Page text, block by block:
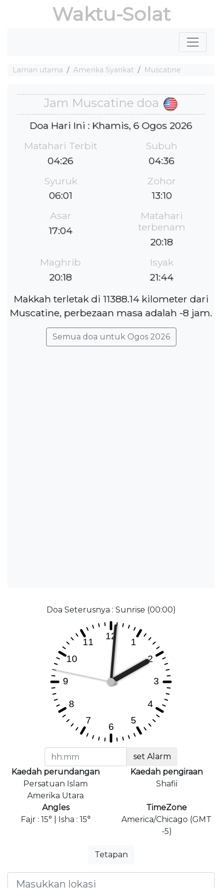
Waktu-Solat
Laman utama Amerika Syarikat Muscatine
Jam Muscatine doa
Doa Hari Ini : Khamis, 6 Ogos 2026
Matahari Terbit
04:26
Subuh
04:36
Syuruk
06:01
Zohor
13:10
Asar
17:04
Matahari
terbenam
20:18
Maghrib
20:18
Isyak
21:44
Makkah terletak di 11388.14 kilometer dari
Muscatine, perbezaan masa adalah -8 jam.
Semua doa untuk Ogos 2026
Doa Seterusnya : Sunrise (00:00)
set Alarm
Kaedah perundangan
Persatuan Islam
Amerika Utara
Kaedah pengiraan
Shafii
Angles
Fajr : 15° | Isha : 15°
TimeZone
America/Chicago (GMT
-5)
Tetapan